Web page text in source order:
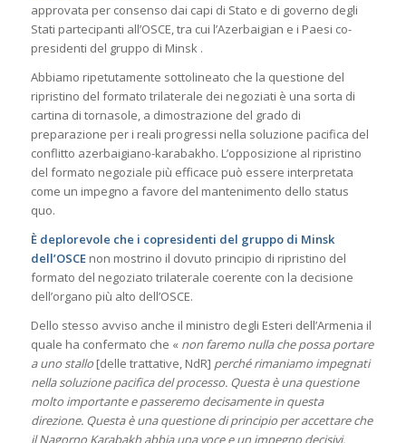
approvata per consenso dai capi di Stato e di governo degli
Stati partecipanti all’OSCE, tra cui l’Azerbaigian e i Paesi co-
presidenti del gruppo di Minsk .
Abbiamo ripetutamente sottolineato che la questione del
ripristino del formato trilaterale dei negoziati è una sorta di
cartina di tornasole, a dimostrazione del grado di
preparazione per i reali progressi nella soluzione pacifica del
conflitto azerbaigiano-karabakho. L’opposizione al ripristino
del formato negoziale più efficace può essere interpretata
come un impegno a favore del mantenimento dello status
quo.
È deplorevole che i copresidenti del gruppo di Minsk
dell’OSCEnon mostrino il dovuto principio di ripristino del
formato del negoziato trilaterale coerente con la decisione
dell’organo più alto dell’OSCE.
Dello stesso avviso anche il ministro degli Esteri dell’Armenia il
quale ha confermato che « non faremo nulla che possa portare
a uno stallo[delle trattative, NdR] perché rimaniamo impegnati
nella soluzione pacifica del processo. Questa è una questione
molto importante e passeremo decisamente in questa
direzione. Questa è una questione di principio per accettare che
il Nagorno Karabakh abbia una voce e un impegno decisivi.